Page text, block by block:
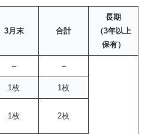
3月末 合計
長期
（3年以上
保有）
– –
1枚 1枚
1枚 2枚